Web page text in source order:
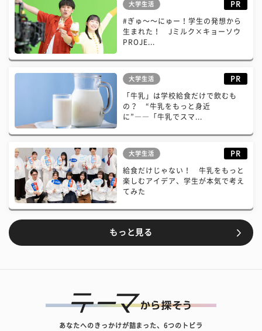
大学生活 PR
#ぎゅ〜〜にゅー！学生の発想から
生まれた！ Jミルク×キョーソウ
PROJE...
大学生活 PR
「牛乳」は学校給食だけで飲むも
の？ “牛乳をもっと身近
に”――「牛乳でスマ...
大学生活 PR
給食だけじゃない！ 牛乳をもっと
楽しむアイデア、学生が本気で考え
てみた
もっと見る
あなたへのきっかけが詰まった、6つのトビラ